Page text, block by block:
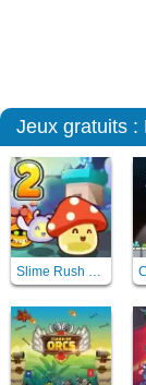
Jeux gratuits :
Slime Rush TD 2